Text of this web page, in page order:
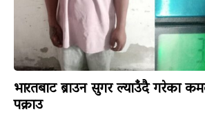
भारतबाट ब्राउन सुगर ल्याउँदै गरेका
पक्राउ